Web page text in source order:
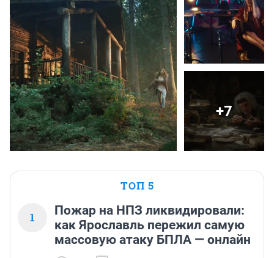
+7
ТОП 5
1
Пожар на НПЗ ликвидировали:
как Ярославль пережил самую
массовую атаку БПЛА — онлайн